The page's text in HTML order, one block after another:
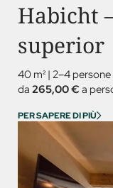
Habicht
superior
40 m² | 2–4 persone
da 265,00 € a
PER SAPERE DI PIÙ